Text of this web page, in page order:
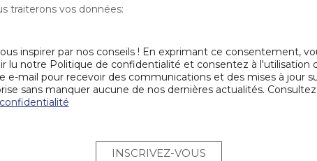
traiterons vos données:
inspirer par nos conseils ! En exprimant ce consentement,
lu notre Politique de confidentialité et consentez à l'utilisation
e-mail pour recevoir des communications et des mises à jour
sans manquer aucune de nos dernières actualités.